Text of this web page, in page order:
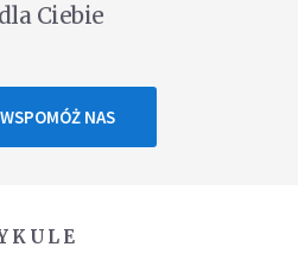
Ciebie
WSPOMÓŻ NAS